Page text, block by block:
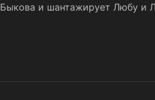
и шантажирует Любу и